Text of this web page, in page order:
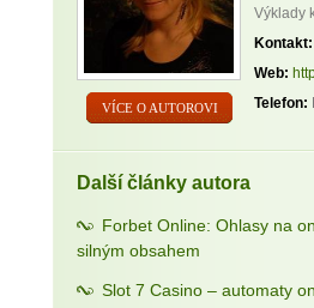
VÍCE O AUTOROVI
Výklady
Kontakt:
Web:
Telefon:
Další články autora
Forbet Online: Ohlasy na
silným obsahem
Slot 7 Casino – automaty